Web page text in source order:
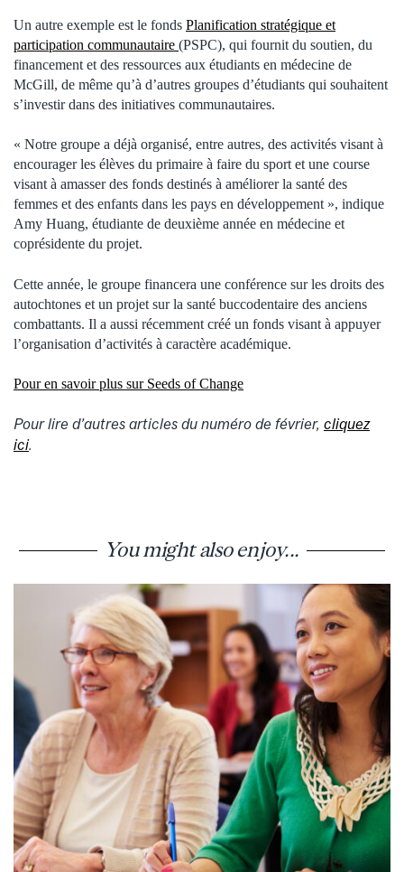
Un autre exemple est le fonds Planification stratégique et
participation communautaire (PSPC), qui fournit du soutien, du
financement et des ressources aux étudiants en médecine de
McGill, de même qu’à d’autres groupes d’étudiants qui souhaitent
s’investir dans des initiatives communautaires.
« Notre groupe a déjà organisé, entre autres, des activités visant à
encourager les élèves du primaire à faire du sport et une course
visant à amasser des fonds destinés à améliorer la santé des
femmes et des enfants dans les pays en développement », indique
Amy Huang, étudiante de deuxième année en médecine et
coprésidente du projet.
Cette année, le groupe financera une conférence sur les droits des
autochtones et un projet sur la santé buccodentaire des anciens
combattants. Il a aussi récemment créé un fonds visant à appuyer
l’organisation d’activités à caractère académique.
Pour en savoir plus sur Seeds of Change
Pour lire d’autres articles du numéro de février, cliquez
ici.
You might also enjoy...